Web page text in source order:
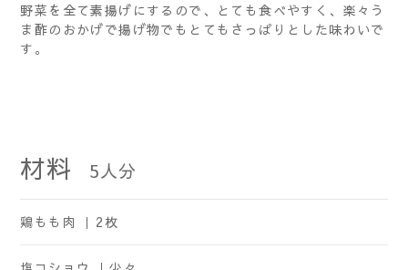
野菜を全て素揚げにするので、とても食べやすく、楽々う
ま酢のおかげで揚げ物でもとてもさっぱりとした味わいで
す。
材料 5人分
鶏もも肉 ｜ 2枚